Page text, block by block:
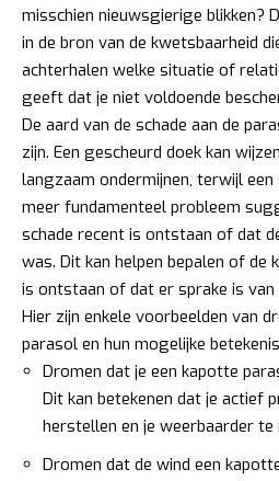
misschien nieuwsgierige blikken?
in de bron van de kwetsbaarheid
achterhalen welke situatie of
geeft dat je niet voldoende
De aard van de schade aan de
zijn. Een gescheurd doek kan
langzaam ondermijnen, terwijl
meer fundamenteel probleem
schade recent is ontstaan of dat
was. Dit kan helpen bepalen of de
is ontstaan of dat er sprake is van
Hier zijn enkele voorbeelden van
parasol en hun mogelijke
Dromen dat je een kapotte
Dit kan betekenen dat je actief
herstellen en je weerbaarder te
Dromen dat de wind een